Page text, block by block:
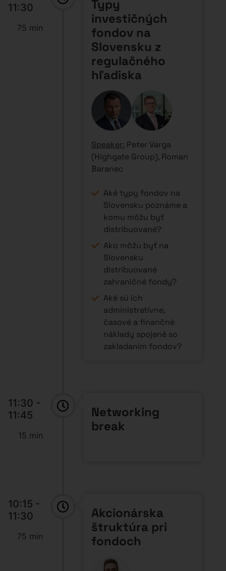
11:30
75 min
Typy
investičných
fondov na
Slovensku z
regulačného
hľadiska
Speaker: Peter Varga
(Highgate Group), Roman
Baranec
Aké typy fondov na
Slovensku poznáme a
komu môžu byť
distribuované?
Ako môžu byť na
Slovensku
distribuované
zahraničné fondy?
Aké sú ich
administratívne,
časové a finančné
náklady spojené so
zakladaním fondov?
11:30 -
11:45
15 min
Networking
break
10:15 -
11:30
75 min
Akcionárska
štruktúra pri
fondoch